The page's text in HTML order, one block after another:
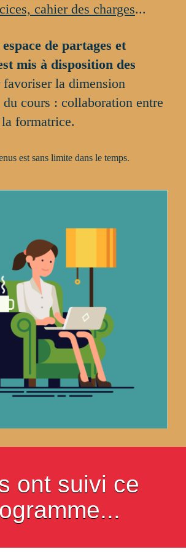
cahier des charges...
de partages et
mis à disposition des
favoriser la dimension
cours : collaboration entre
formatrice.
est sans limite dans le temps.
ont suivi ce